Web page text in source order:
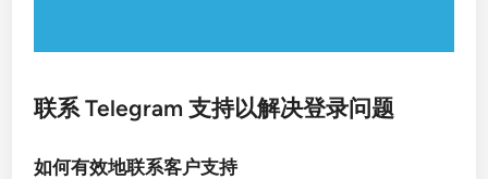
联系 Telegram 支持以解决登录问题
如何有效地联系客户支持